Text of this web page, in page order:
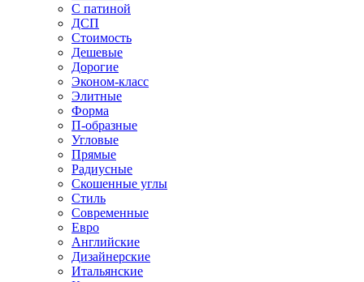
С патиной
ДСП
Стоимость
Дешевые
Дорогие
Эконом-класс
Элитные
Форма
П-образные
Угловые
Прямые
Радиусные
Скошенные углы
Стиль
Современные
Евро
Английские
Дизайнерские
Итальянские